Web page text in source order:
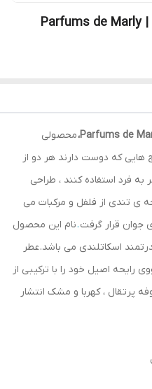
تستر عطر ادکلن مارلی گالووی | Parfums de Marly
محصولی
هایی که دوست دارند هر دو از
فرد استفاده کنند ، طراحی
ی تندی از فلفل و مرکبات می
جوان قرار گرفت.نام این محصول
اسکاتلندی می باشد. عطر
رایحه اصیل خود را با ترکیبی از
پرتقال ، کهربا و مشک انتشار